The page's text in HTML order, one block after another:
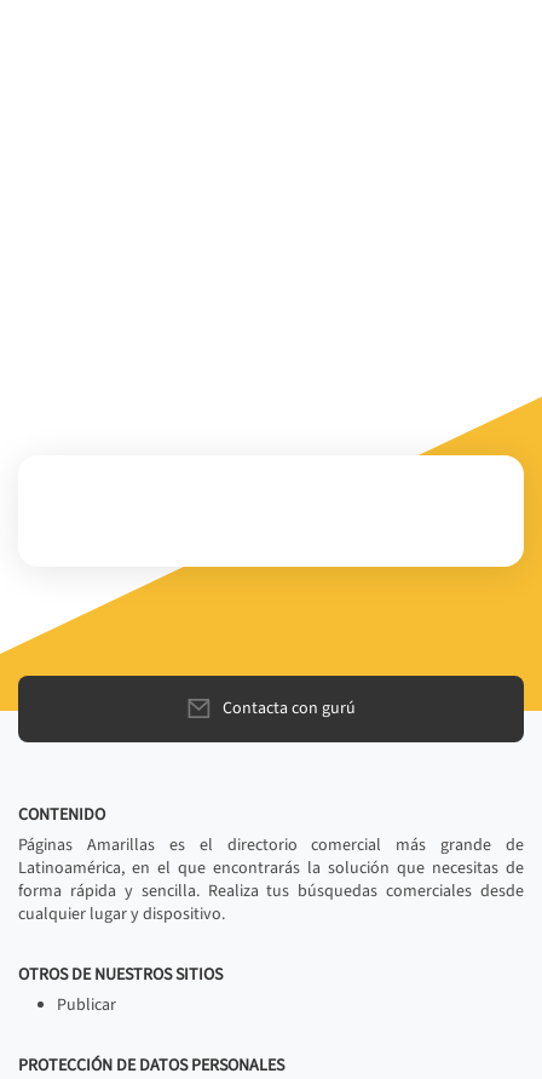
Contacta con gurú
CONTENIDO
Páginas Amarillas es el directorio comercial más grande de
Latinoamérica, en el que encontrarás la solución que necesitas de
forma rápida y sencilla. Realiza tus búsquedas comerciales desde
cualquier lugar y dispositivo.
OTROS DE NUESTROS SITIOS
Publicar
PROTECCIÓN DE DATOS PERSONALES